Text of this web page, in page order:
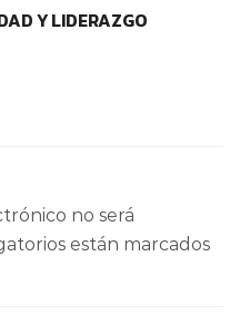
Y LIDERAZGO
no será
están marcados